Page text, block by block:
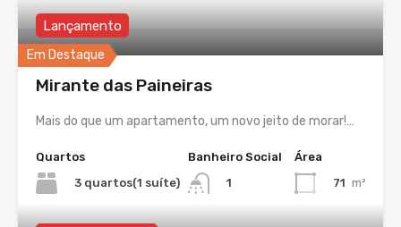
Em Destaque
Lançamento
Mirante das Paineiras
Mais do que um apartamento, um novo jeito de morar!…
Quartos
3 quartos(1 suíte)
Banheiro Social
1
Área
71 m²